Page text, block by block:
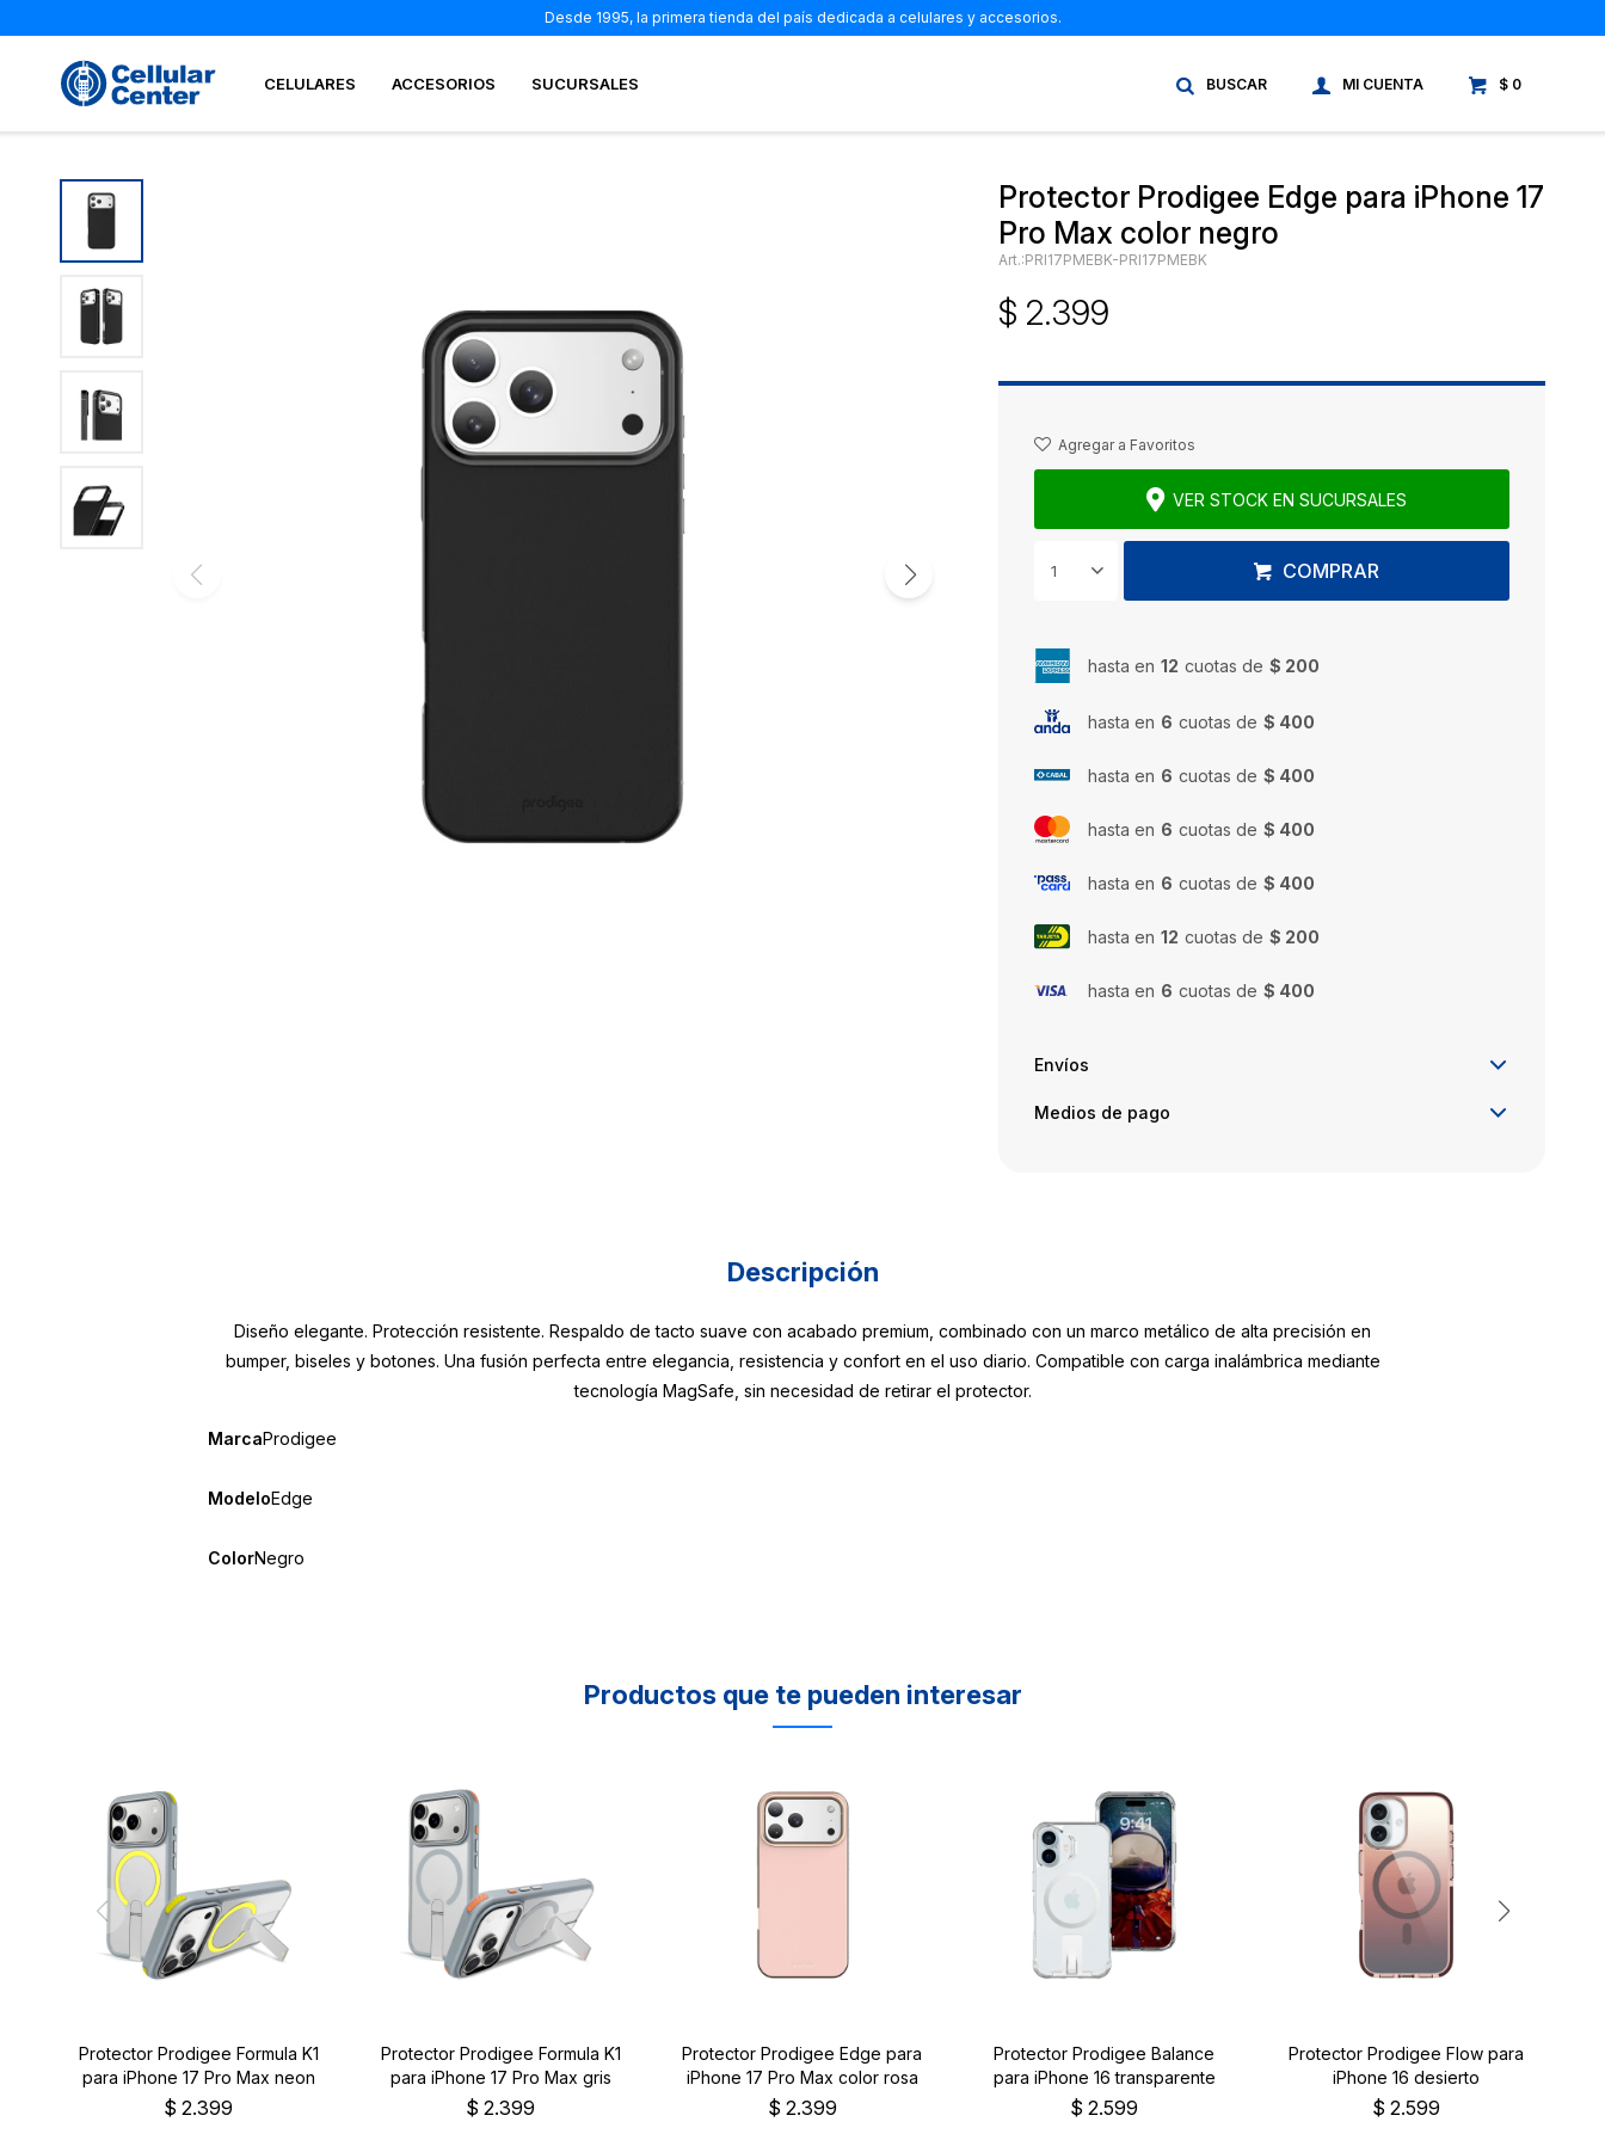
CELULARES ACCESORIOS SUCURSALES $ 0
Desde 1995, la primera tienda del país dedicada a celulares y accesorios.
Protector Prodigee Edge para iPhone 17
Pro Max color negro
PRI17PMEBK-PRI17PMEBK
$ 2.399
VER STOCK EN SUCURSALES
1 COMPRAR
hasta en 12 cuotas de $ 200
hasta en 6 cuotas de $ 400
hasta en 6 cuotas de $ 400
hasta en 6 cuotas de $ 400
hasta en 6 cuotas de $ 400
hasta en 12 cuotas de $ 200
hasta en 6 cuotas de $ 400
Envíos
Medios de pago
Descripción
Diseño elegante. Protección resistente. Respaldo de tacto suave con acabado premium, combinado con un marco metálico de alta precisión en
bumper, biseles y botones. Una fusión perfecta entre elegancia, resistencia y confort en el uso diario. Compatible con carga inalámbrica mediante
tecnología MagSafe, sin necesidad de retirar el protector.
MarcaProdigee
ModeloEdge
ColorNegro
Productos que te pueden interesar
Protector Prodigee Formula K1
para iPhone 17 Pro Max neon
$ 2.399
Protector Prodigee Formula K1
para iPhone 17 Pro Max gris
$ 2.399
Protector Prodigee Edge para
iPhone 17 Pro Max color rosa
$ 2.399
Protector Prodigee Balance
para iPhone 16 transparente
$ 2.599
Protector Prodigee Flow para
iPhone 16 desierto
$ 2.599